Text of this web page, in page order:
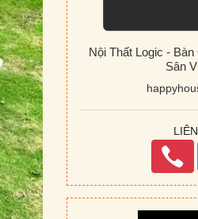
Nội Thất Logic -
Sân